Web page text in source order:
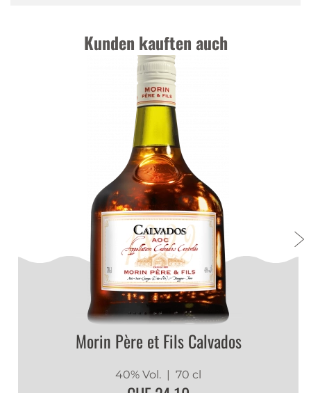
Kunden kauften auch
Morin Père et Fils Calvados
40% Vol. | 70 cl